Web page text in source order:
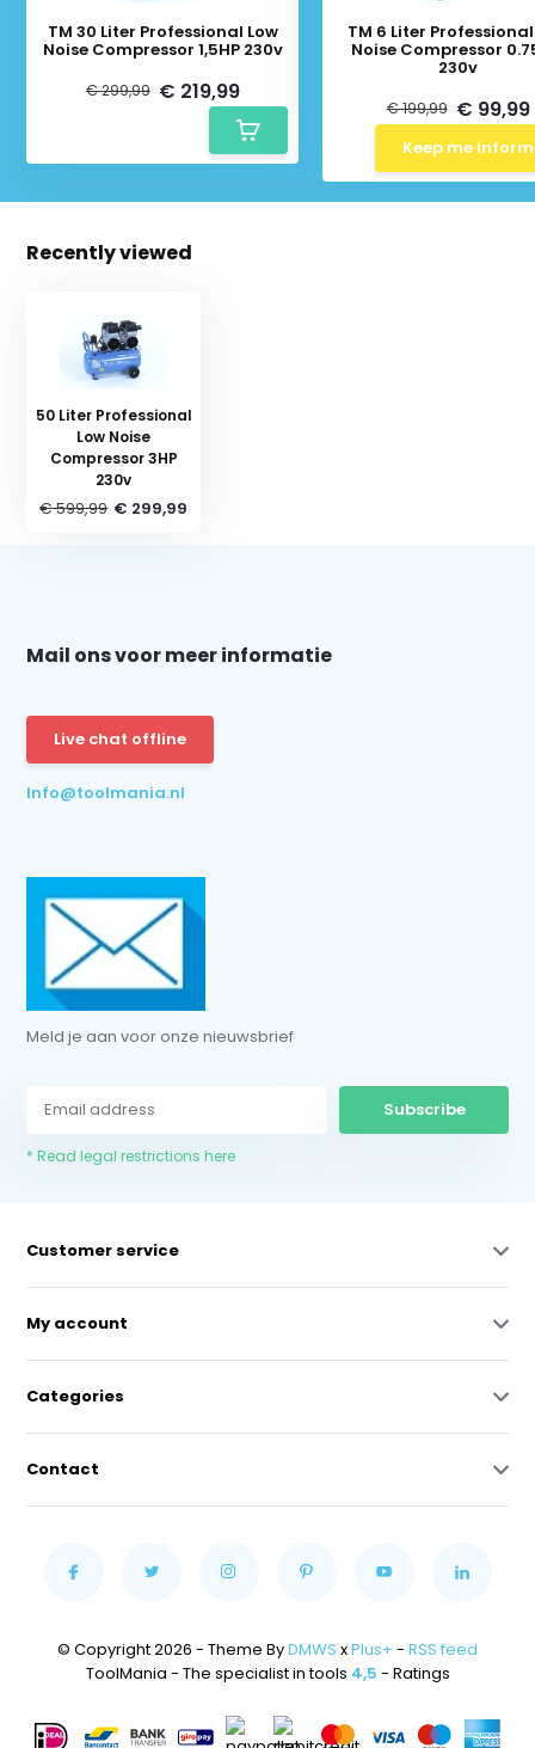
TM 30 Liter Professional Low
Noise Compressor 1,5HP 230v
€ 299,99 € 219,99
TM 6 Liter
Noise Compressor
230v
€ 199,99 € 99,99
Keep me
Recently viewed
50 Liter Professional
Low Noise
Compressor 3HP
230v
€ 599,99 € 299,99
Mail ons voor meer informatie
Live chat offline
Info@toolmania.nl
Meld je aan voor onze nieuwsbrief
Subscribe
* Read legal restrictions here
Customer service
My account
Categories
Contact
© Copyright 2026 - Theme ByDMWS xPlus+ - RSS feed
ToolMania - The specialist in tools 4,5 - Ratings